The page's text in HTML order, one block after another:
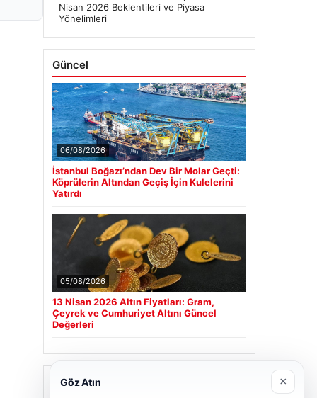
Nisan 2026 Beklentileri ve Piyasa
Yönelimleri
Güncel
06/08/2026
İstanbul Boğazı’ndan Dev Bir Molar Geçti:
Köprülerin Altından Geçiş İçin Kulelerini
Yatırdı
05/08/2026
13 Nisan 2026 Altın Fiyatları: Gram,
Çeyrek ve Cumhuriyet Altını Güncel
Değerleri
Son Eklenen Firmalar
Göz Atın ×